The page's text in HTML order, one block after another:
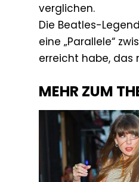
verglichen.
Die Beatles-
eine „Parallele“
erreicht habe, das
MEHR ZUM